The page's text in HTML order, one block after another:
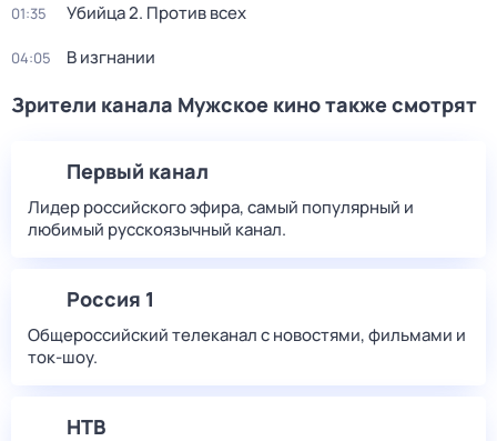
01:35 Убийца 2. Против всех
04:05 В изгнании
Зрители канала Мужское кино также смотрят
Первый канал
Лидер российского эфира, самый популярный и
любимый русскоязычный канал.
Россия 1
Общероссийский телеканал с новостями, фильмами и
ток-шоу.
НТВ